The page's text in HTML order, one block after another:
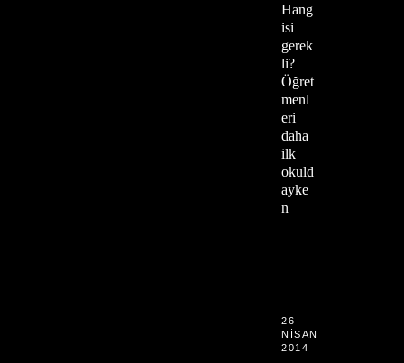
Hang
isi
gerek
li?
Öğret
menl
eri
daha
ilk
okuld
ayke
n
26
NISAN
2014